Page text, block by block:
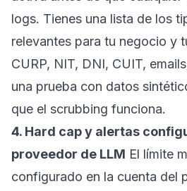
logs. Tienes una lista de los
relevantes para tu negocio y
CURP, NIT, DNI, CUIT,
una prueba con datos
que el scrubbing funciona.
4. Hard cap y alertas
proveedor de LLM El límite
configurado en la cuenta del